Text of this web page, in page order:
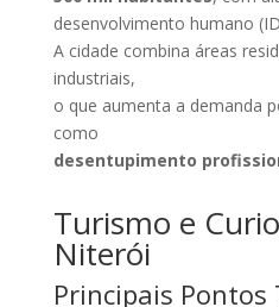
desenvolvimento humano
A cidade combina áreas
industriais,
o que aumenta a demanda
como
desentupimento
Turismo e
Niterói
Principais Pontos